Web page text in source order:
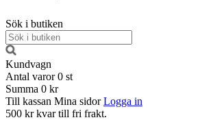
Sök i butiken
Kundvagn
Antal varor 0 st
Summa 0 kr
Till kassan Mina sidor Logga in
500 kr kvar till fri frakt.